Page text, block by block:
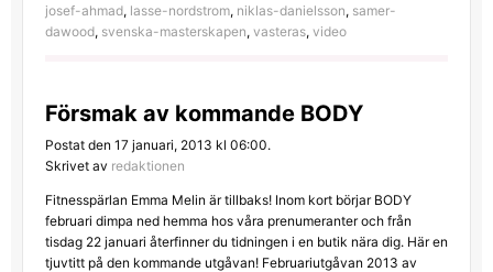
josef-ahmad, lasse-nordstrom, niklas-danielsson, samer-
dawood, svenska-masterskapen, vasteras, video
Försmak av kommande BODY
Postat den 17 januari, 2013 kl 06:00.
Skrivet av redaktionen
Fitnesspärlan Emma Melin är tillbaks! Inom kort börjar BODY
februari dimpa ned hemma hos våra prenumeranter och från
tisdag 22 januari återfinner du tidningen i en butik nära dig. Här en
tjuvtitt på den kommande utgåvan! Februariutgåvan 2013 av